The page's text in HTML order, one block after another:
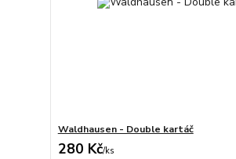
Waldhausen - Double kartáč
280 Kč/ks